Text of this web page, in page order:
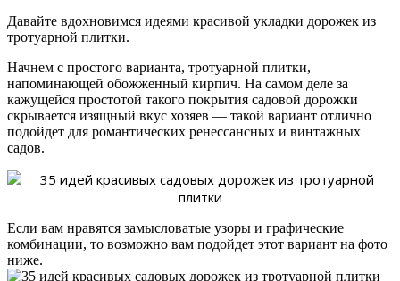
Давайте вдохновимся идеями красивой укладки дорожек из
тротуарной плитки.
Начнем с простого варианта, тротуарной плитки,
напоминающей обожженный кирпич. На самом деле за
кажущейся простотой такого покрытия садовой дорожки
скрывается изящный вкус хозяев — такой вариант отлично
подойдет для романтических ренессансных и винтажных
садов.
Если вам нравятся замысловатые узоры и графические
комбинации, то возможно вам подойдет этот вариант на фото
ниже.